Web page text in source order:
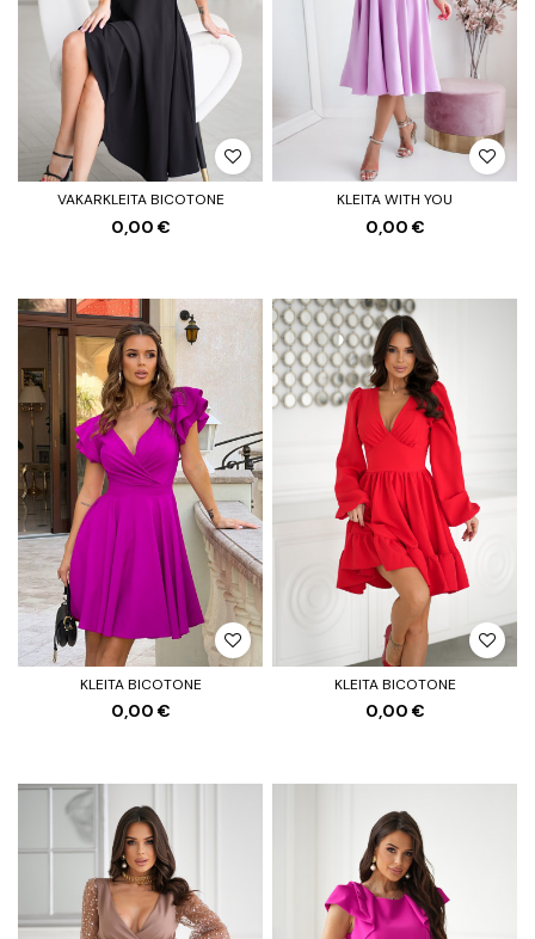
VAKARKLEITA BICOTONE
0,00 €
KLEITA WITH YOU
0,00 €
KLEITA BICOTONE
0,00 €
KLEITA BICOTONE
0,00 €